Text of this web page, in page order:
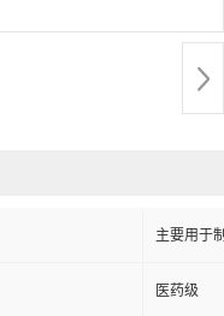
主要用于
医药级